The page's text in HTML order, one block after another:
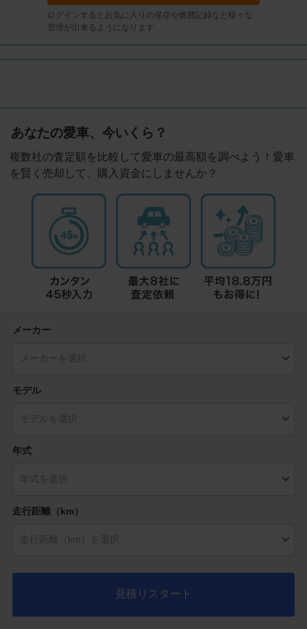
ログインするとお気に入りの保存や燃費記録など様々な
管理が出来るようになります
あなたの愛車、今いくら？
複数社の査定額を比較して愛車の最高額を調べよう！愛車
を賢く売却して、購入資金にしませんか？
メーカー
モデル
年式
走行距離（km）
見積りスタート